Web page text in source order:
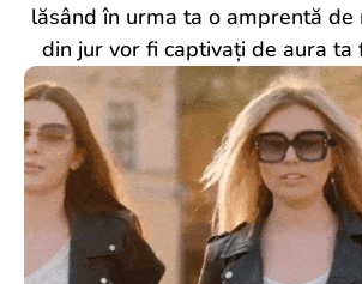
lăsând în urma ta o amprentă de
din jur vor fi captivați de aura ta